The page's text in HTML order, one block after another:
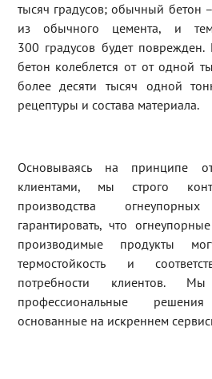
тысяч градусов; обычный бетон
из обычного цемента, и
300 градусов будет
бетон колеблется от от одной
более десяти тысяч одной
рецептуры и состава материала.
Основываясь на принципе
клиентами, мы строго
производства
гарантировать, что
производимые продукты
термостойкость и
потребности клиентов.
профессиональные
основанные на искреннем